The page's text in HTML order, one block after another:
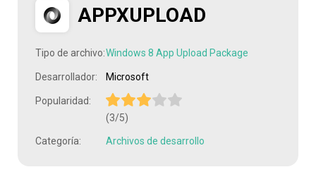
APPXUPLOAD
Tipo de archivo:Windows 8 App Upload Package
Desarrollador: Microsoft
Popularidad:
(3/5)
Categoría: Archivos de desarrollo